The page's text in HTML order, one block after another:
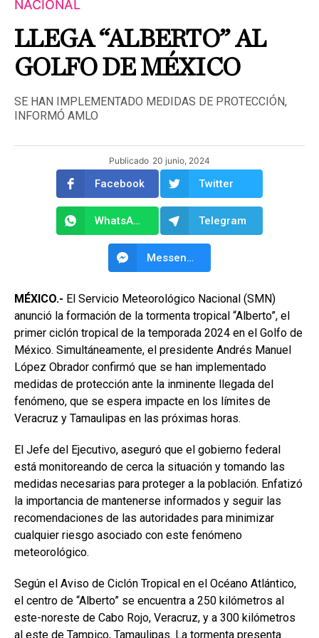
NACIONAL
LLEGA “ALBERTO” AL
GOLFO DE MÉXICO
SE HAN IMPLEMENTADO MEDIDAS DE PROTECCIÓN,
INFORMÓ AMLO
Publicado 20 junio, 2024
Facebook Twitter
WhatsApp Telegram
Messenger
MÉXICO.- El Servicio Meteorológico Nacional (SMN)
anunció la formación de la tormenta tropical “Alberto”, el
primer ciclón tropical de la temporada 2024 en el Golfo de
México. Simultáneamente, el presidente Andrés Manuel
López Obrador confirmó que se han implementado
medidas de protección ante la inminente llegada del
fenómeno, que se espera impacte en los límites de
Veracruz y Tamaulipas en las próximas horas.
El Jefe del Ejecutivo, aseguró que el gobierno federal
está monitoreando de cerca la situación y tomando las
medidas necesarias para proteger a la población. Enfatizó
la importancia de mantenerse informados y seguir las
recomendaciones de las autoridades para minimizar
cualquier riesgo asociado con este fenómeno
meteorológico.
Según el Aviso de Ciclón Tropical en el Océano Atlántico,
el centro de “Alberto” se encuentra a 250 kilómetros al
este-noreste de Cabo Rojo, Veracruz, y a 300 kilómetros
al este de Tampico, Tamaulipas. La tormenta presenta